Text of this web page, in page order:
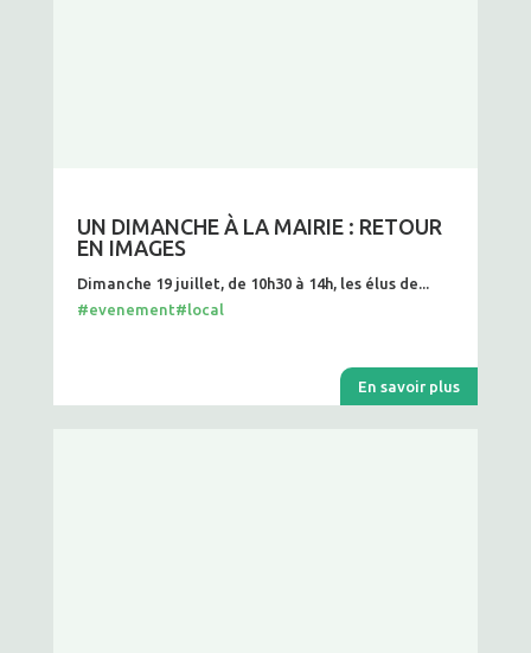
UN DIMANCHE À LA MAIRIE : RETOUR
EN IMAGES
Dimanche 19 juillet, de 10h30 à 14h, les élus de...
#evenement#local
En savoir plus